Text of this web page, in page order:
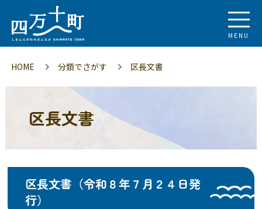
MENU
HOME 分類でさがす 区長文書
区長文書
区長文書（令和８年７月２４日発
行）